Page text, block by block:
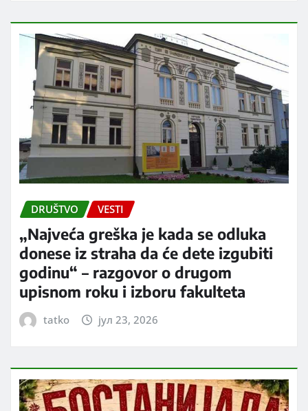
DRUŠTVO VESTI
„Najveća greška je kada se odluka
donese iz straha da će dete izgubiti
godinu“ – razgovor o drugom
upisnom roku i izboru fakulteta
tatko јул 23, 2026